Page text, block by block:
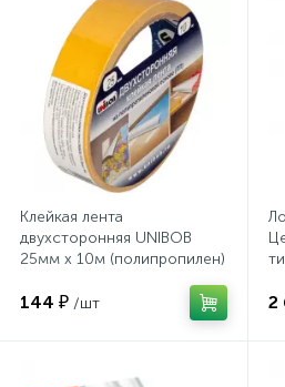
Клейкая лента
двухсторонняя UNIBOB
25мм х 10м (полипропилен)
144 ₽ /шт 2
Стеллажи
Столы
Столы обеденные
Стулья для посетителей
Стулья и табуреты
Тележки